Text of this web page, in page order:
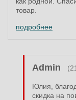
товар.
подробнее
Admin
Юлия,
скидка на